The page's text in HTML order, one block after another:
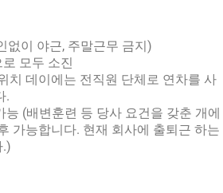
없이 야근, 주말근무 금지)
모두 소진
치 데이에는 전직원 단체로 연차를 사
.
능 (배변훈련 등 당사 요건을 갖춘 개에
가능합니다. 현재 회사에 출퇴근 하는
.)